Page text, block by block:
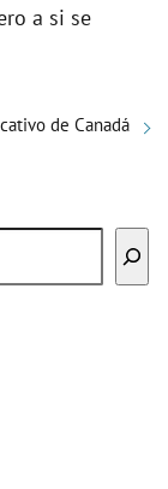
a si se
de Canadá